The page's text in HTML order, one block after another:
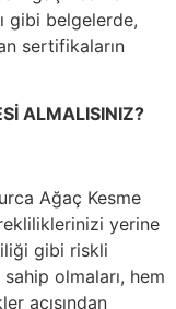
gibi belgelerde,
sertifikaların
ALMALISINIZ?
Ağaç Kesme
yerine
gibi riskli
olmaları, hem
açısından